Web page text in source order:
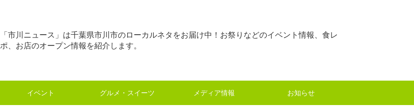
「市川ニュース」は千葉県市川市のローカルネタをお届け中！お祭りなどのイベント情報、食レ
ポ、お店のオープン情報を紹介します。
イベント グルメ・スイーツ メディア情報 お知らせ